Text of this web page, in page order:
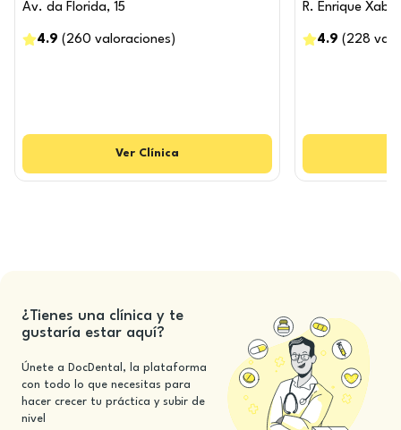
Av. da Florida, 15
4.9 ( 260 valoraciones )
Ver Clínica
R. Enrique
4.9 ( 228
¿Tienes una clínica y te
gustaría estar aquí?
Únete a DocDental, la plataforma
con todo lo que necesitas para
hacer crecer tu práctica y subir de
nivel